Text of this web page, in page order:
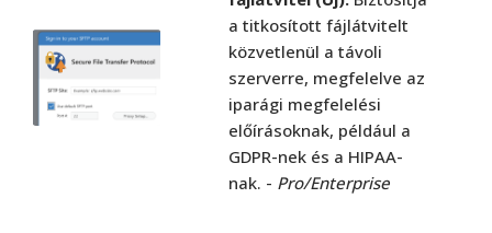
a titkosított fájlátvitelt
közvetlenül a távoli
szerverre, megfelelve az
iparági megfelelési
előírásoknak, például a
GDPR-nek és a HIPAA-
nak. - Pro/Enterprise